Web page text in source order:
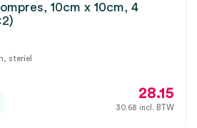
10cm x 10cm, 4
steriel
28.15
30.68 incl. BTW